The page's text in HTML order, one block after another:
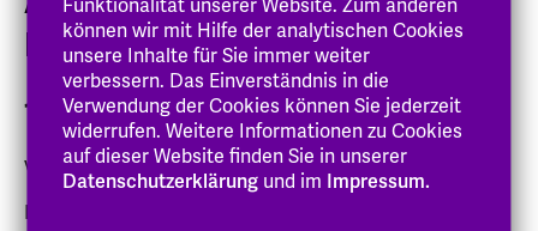
Immatrikulation
1. Verantwortliche
Verantwortlich gemäß Art. 4 Nr. 9 DSG-EKD:
Evangelische Hochschule Darmstadt
Funktionalität unserer Website. Zum anderen
können wir mit Hilfe der analytischen Cookies
unsere Inhalte für Sie immer weiter
verbessern. Das Einverständnis in die
Verwendung der Cookies können Sie jederzeit
widerrufen. Weitere Informationen zu Cookies
auf dieser Website finden Sie in unserer
Datenschutzerklärung und im Impressum.